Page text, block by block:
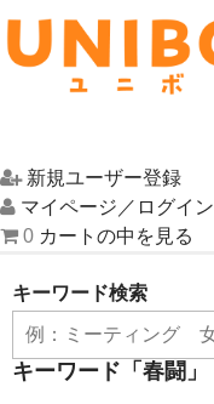
HOME
UNIBOについて
お問い合わせ
新規ユーザー登録
マイページ／ログイン
0 カートの中を見る
キーワード検索
キーワード「春闘」